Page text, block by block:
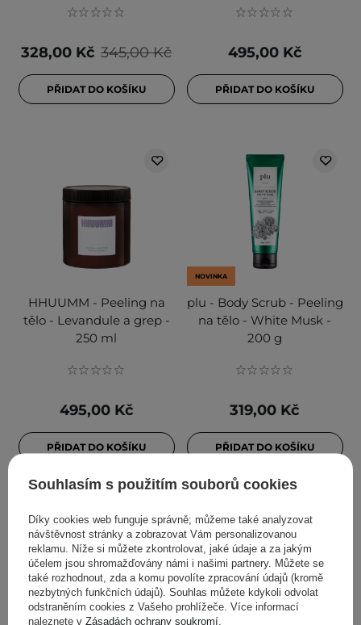
345,00 Kč
328,00 Kč
PŘIDAT DO KOŠÍKU
495,00 Kč
PŘIDAT DO KOŠÍKU
HHUUMM - Peeling na
tělo - Levandule a grep -
250 ml
495,00 Kč
PŘIDAT DO KOŠÍKU
NOVINKA
plu - Body Scrub - Peeling
na tělo - White Musk -
200 g
319,00 Kč
PŘIDAT DO KOŠÍKU
Souhlasím s použitím souborů cookies
Díky cookies web funguje správně; můžeme také analyzovat
návštěvnost stránky a zobrazovat Vám personalizovanou
reklamu. Níže si můžete zkontrolovat, jaké údaje a za jakým
účelem jsou shromažďovány námi i našimi partnery. Můžete se
také rozhodnout, zda a komu povolíte zpracování údajů (kromě
nezbytných funkčních údajů). Souhlas můžete kdykoli odvolat
odstraněním cookies z Vašeho prohlížeče. Více informací
naleznete v Zásadách ochrany soukromí